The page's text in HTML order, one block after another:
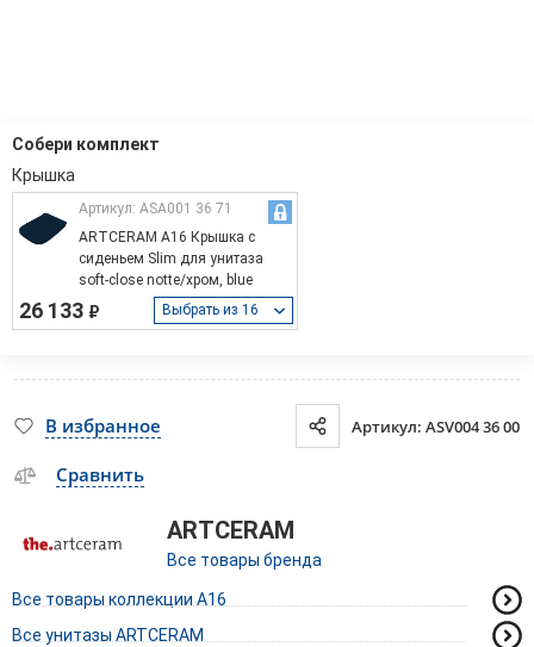
Собери комплект
Артикул: ASA001 36 71
ARTCERAM A16 Крышка с
сиденьем Slim для унитаза
soft-close notte/хром, blue
notte-chromeВыбрать из 16
26 133 ₽
В избранное Артикул: ASV004 36 00
Сравнить
ARTCERAM
Все товары бренда
Все товары коллекции A16
Все унитазы ARTCERAM